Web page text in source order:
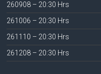
260908 – 20:30 Hrs
261006 – 20:30 Hrs
261110 – 20:30 Hrs
261208 – 20:30 Hrs